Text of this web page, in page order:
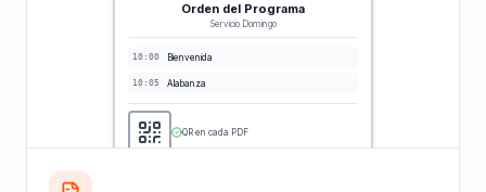
Orden del Programa
Servicio Domingo
10:00 Bienvenida
10:05 Alabanza
QR en cada PDF